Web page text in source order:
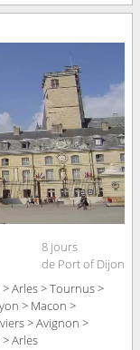
8 jours
de Port of Dijon
Arles > Tournus >
> Macon >
> Avignon >
Arles